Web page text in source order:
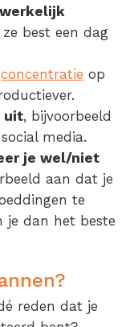
werkelijk
best een dag
concentratie op
uit, bijvoorbeeld
media.
je wel/niet
aan dat je
te
je dan het beste
reden dat je